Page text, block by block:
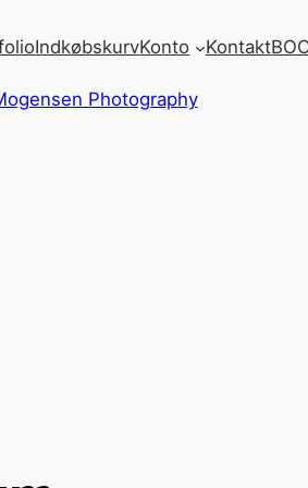
IndkøbskurvKonto Kontakt